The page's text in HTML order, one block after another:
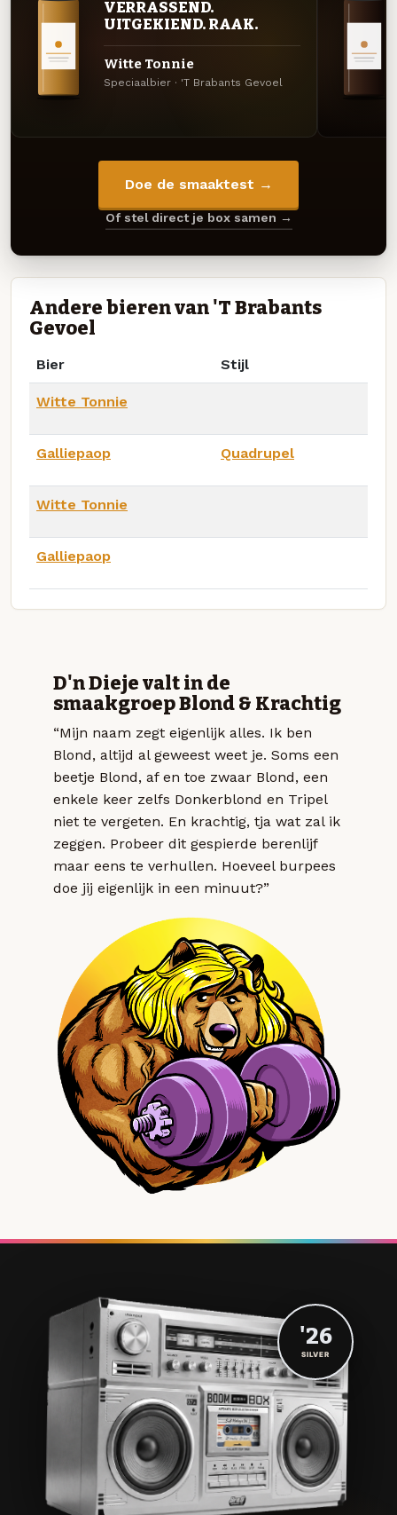
VERRASSEND.
UITGEKIEND. RAAK.
Witte Tonnie
Speciaalbier · 'T Brabants Gevoel
Doe de smaaktest →
Of stel direct je box samen →
Andere bieren van 'T Brabants
Gevoel
Bier Stijl
Witte Tonnie
Galliepaop Quadrupel
Witte Tonnie
Galliepaop
D'n Dieje valt in de
smaakgroep Blond & Krachtig
“Mijn naam zegt eigenlijk alles. Ik ben
Blond, altijd al geweest weet je. Soms een
beetje Blond, af en toe zwaar Blond, een
enkele keer zelfs Donkerblond en Tripel
niet te vergeten. En krachtig, tja wat zal ik
zeggen. Probeer dit gespierde berenlijf
maar eens te verhullen. Hoeveel burpees
doe jij eigenlijk in een minuut?”
'26
SILVER